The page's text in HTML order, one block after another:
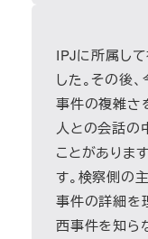
IPJに所属し
した。その後
事件の複雑さ
人との会話の
ことがありま
す。検察側の
事件の詳細を
西事件を知ら